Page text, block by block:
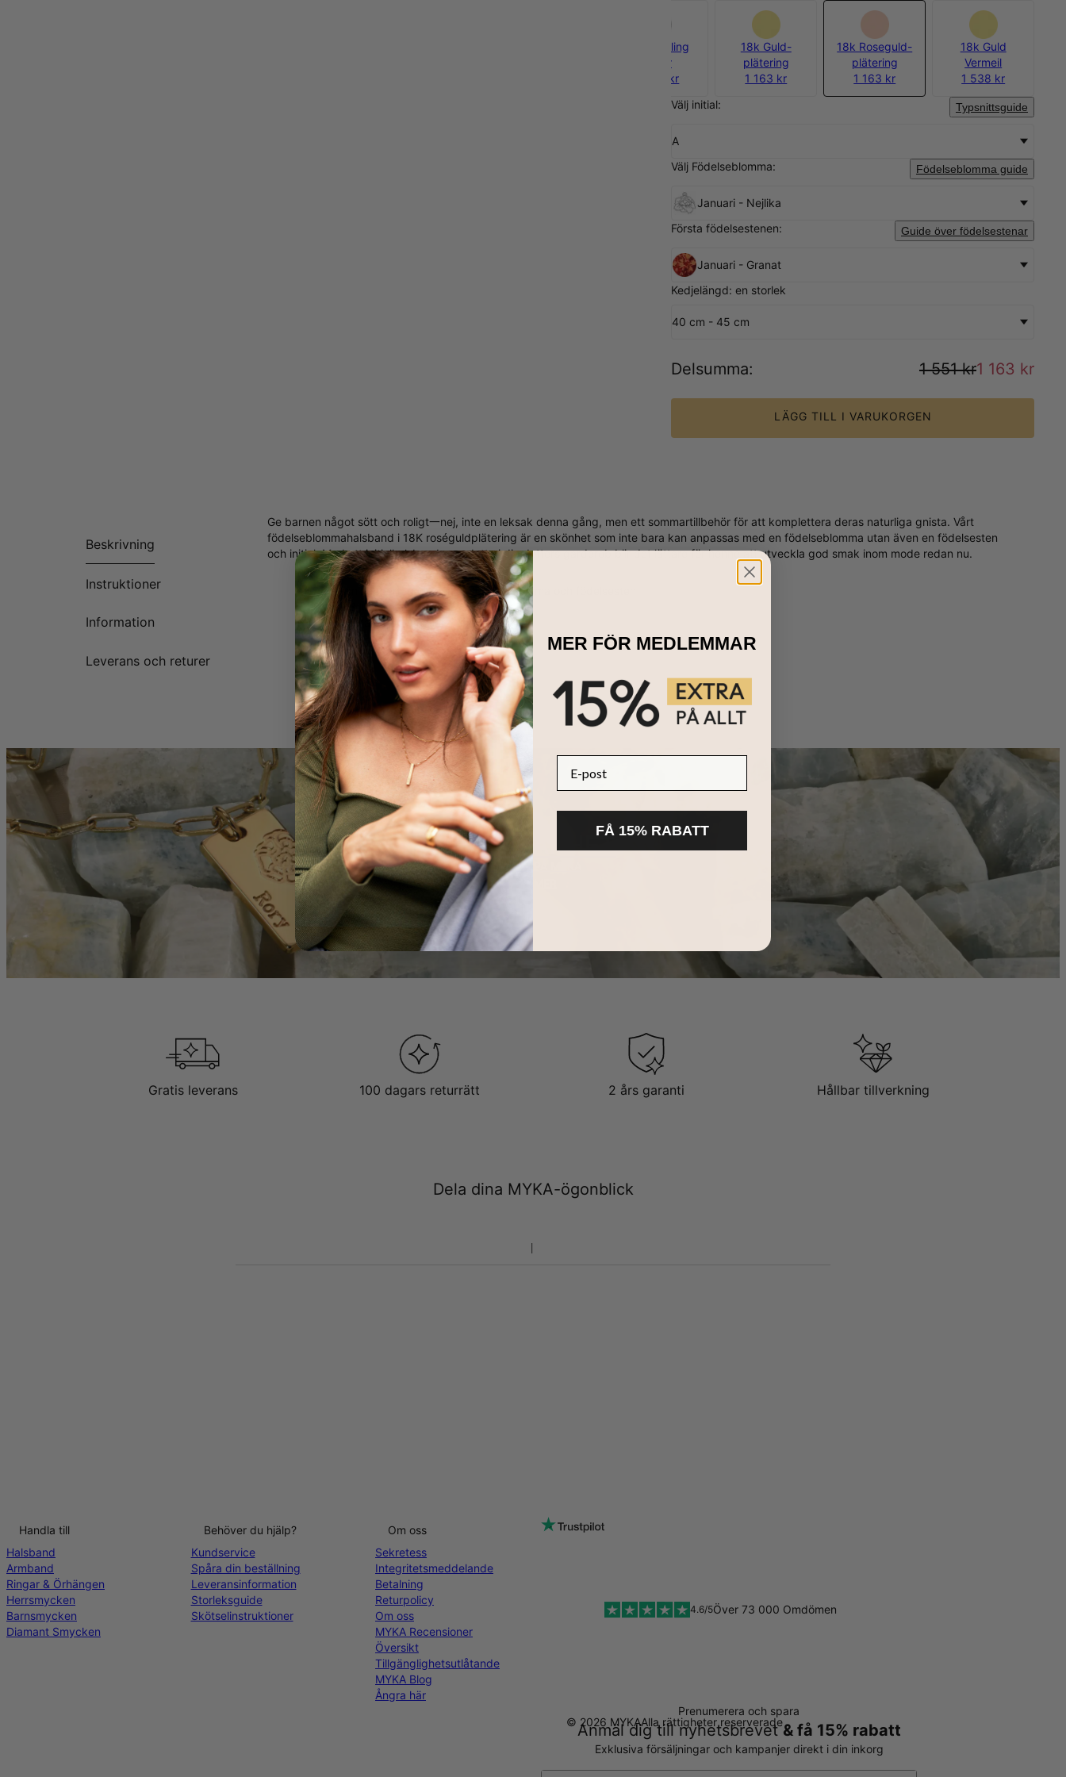
925 Sterling
Silver
1 088 kr
18k Guld-
plätering
1 163 kr
18k Roseguld-
plätering
1 163 kr
18k Guld
Vermeil
1 538 kr
Välj initial:
Typsnittsguide
A
Välj Födelseblomma:
Födelseblomma guide
Januari - Nejlika
Första födelsestenen:
Guide över födelsestenar
Januari - Granat
Kedjelängd: en storlek
40 cm - 45 cm
Delsumma: 1 551 kr1 163 kr
LÄGG TILL I VARUKORGEN
Beskrivning
Instruktioner
Information
Leverans och returer
Ge barnen något sött och roligt一nej, inte en leksak denna gång, men ett sommartillbehör för att komplettera deras naturliga gnista. Vårt
födelseblommahalsband i 18K roséguldplätering är en skönhet som inte bara kan anpassas med en födelseblomma utan även en födelsesten
och initial. Med ett initialhalsband som detta i din dotters garderob blir det lättare för henne att utveckla god smak inom mode redan nu.
Tillverkat av 18K roséguldplätering
Anpassningsbart med 1 initial, födelseblomma och födelsesten
Finns i 3 justerbara längder
Alla bokstäver är versaler
HÅLLBARHET
KÄRNAN PÅ MYKA
Gratis leverans 100 dagars returrätt 2 års garanti Hållbar tillverkning
Dela dina MYKA-ögonblick
Prenumerera och spara
Anmäl dig till nyhetsbrevet& få 15% rabatt
Exklusiva försäljningar och kampanjer direkt i din inkorg
Handla till
Halsband
Armband
Ringar & Örhängen
Herrsmycken
Barnsmycken
Diamant Smycken
Behöver du hjälp?
Kundservice
Spåra din beställning
Leveransinformation
Storleksguide
Skötselinstruktioner
Om oss
Sekretess
Integritetsmeddelande
Betalning
Returpolicy
Om oss
MYKA Recensioner
Översikt
Tillgänglighetsutlåtande
MYKA Blog
Ångra här
4.6/5Över 73 000 Omdömen
© 2026 MYKAAlla rättigheter reserverade
MER FÖR MEDLEMMAR
FÅ 15% RABATT